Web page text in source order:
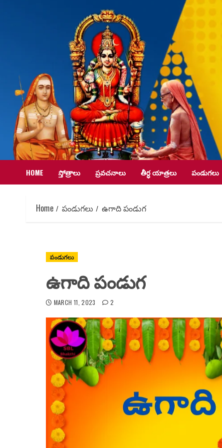
HOME స్తోత్రాలు ప్రవచనాలు తీర్ధ యాత్రలు పండుగలు
Home పండుగలు ఉగాది పండుగ
పండుగలు
ఉగాది పండుగ
MARCH 11, 2023 2